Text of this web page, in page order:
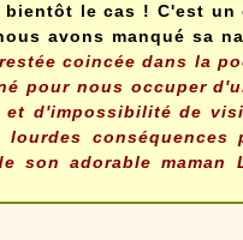
le cas ! C'est un
avons manqué sa
coincée dans la
pour nous occuper
et d'impossibilité de
conséquences
son adorable maman